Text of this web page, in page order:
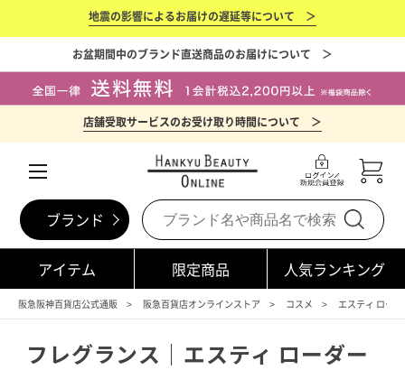
地震の影響によるお届けの遅延等について ＞
お盆期間中のブランド直送商品のお届けについて ＞
店舗受取サービスのお受け取り時間について ＞
ブランド
アイテム 限定商品 人気ランキング
阪急阪神百貨店公式通販 阪急百貨店オンラインストア コスメ エスティ ローダ
フレグランス｜エスティ ローダー